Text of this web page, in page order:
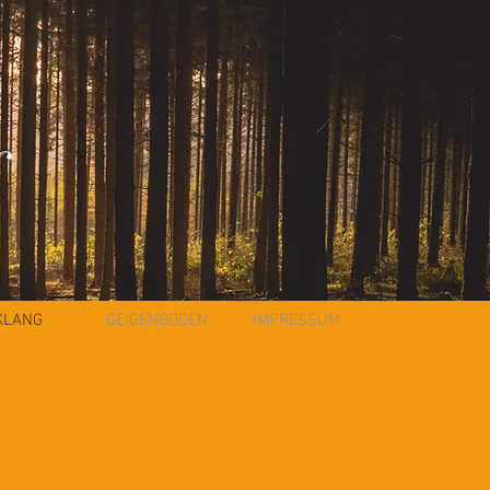
GEIGENBODEN IMPRESSUM